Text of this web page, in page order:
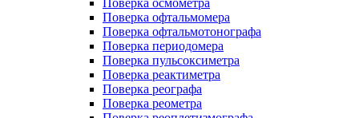
Поверка осмометра
Поверка офтальмомера
Поверка офтальмотонографа
Поверка периодомера
Поверка пульсоксиметра
Поверка реактиметра
Поверка реографа
Поверка реометра